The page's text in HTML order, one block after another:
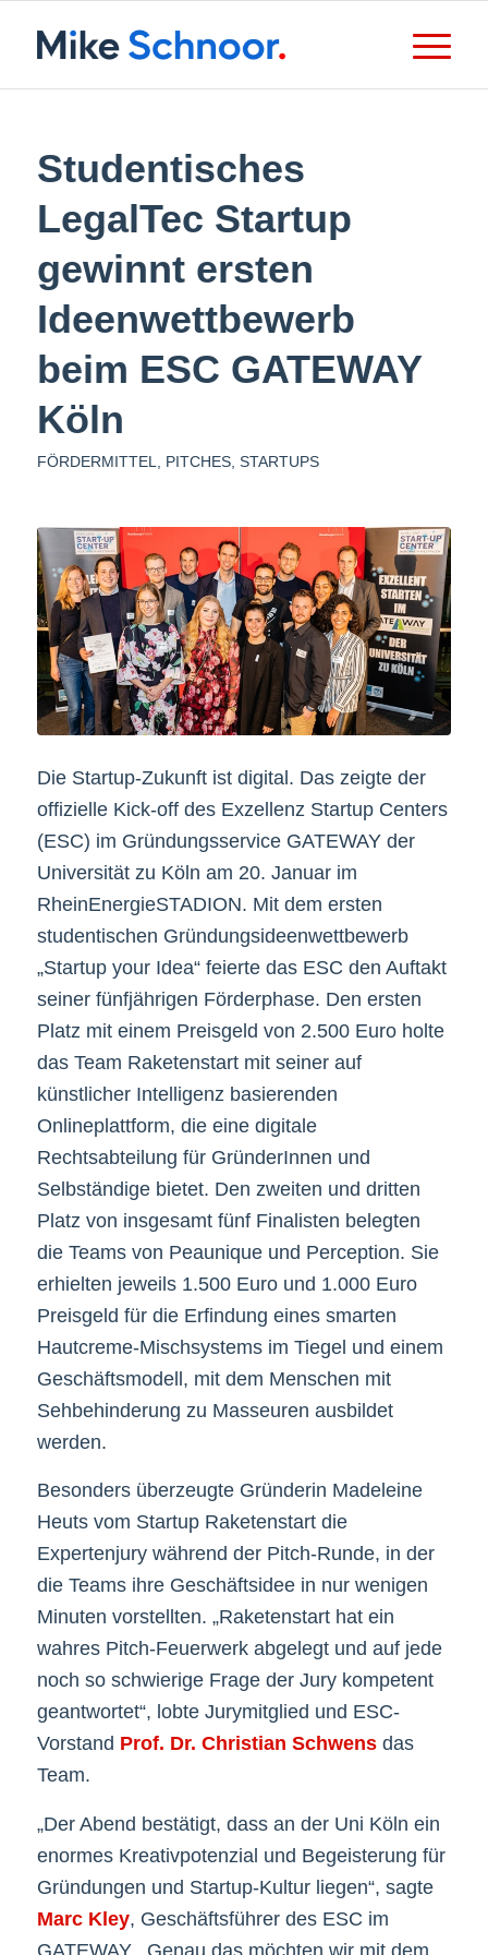
Studentisches
LegalTec Startup
gewinnt ersten
Ideenwettbewerb
beim ESC GATEWAY
Köln
FÖRDERMITTEL PITCHES, STARTUPS
Die Startup-Zukunft ist digital. Das zeigte der
offizielle Kick-off des Exzellenz Startup Centers
(ESC) im Gründungsservice GATEWAY der
Universität zu Köln am 20. Januar im
RheinEnergieSTADION. Mit dem ersten
studentischen Gründungsideenwettbewerb
„Startup your Idea“ feierte das ESC den Auftakt
seiner fünfjährigen Förderphase. Den ersten
Platz mit einem Preisgeld von 2.500 Euro holte
das Team Raketenstart mit seiner auf
künstlicher Intelligenz basierenden
Onlineplattform, die eine digitale
Rechtsabteilung für GründerInnen und
Selbständige bietet. Den zweiten und dritten
Platz von insgesamt fünf Finalisten belegten
die Teams von Peaunique und Perception. Sie
erhielten jeweils 1.500 Euro und 1.000 Euro
Preisgeld für die Erfindung eines smarten
Hautcreme-Mischsystems im Tiegel und einem
Geschäftsmodell, mit dem Menschen mit
Sehbehinderung zu Masseuren ausbildet
werden.
Besonders überzeugte Gründerin Madeleine
Heuts vom Startup Raketenstart die
Expertenjury während der Pitch-Runde, in der
die Teams ihre Geschäftsidee in nur wenigen
Minuten vorstellten. „Raketenstart hat ein
wahres Pitch-Feuerwerk abgelegt und auf jede
noch so schwierige Frage der Jury kompetent
geantwortet“, lobte Jurymitglied und ESC-
Vorstand Prof. Dr. Christian Schwensdas
Team.
„Der Abend bestätigt, dass an der Uni Köln ein
enormes Kreativpotenzial und Begeisterung für
Gründungen und Startup-Kultur liegen“, sagte
Marc Kley, Geschäftsführer des ESC im
GATEWAY. „Genau das möchten wir mit dem